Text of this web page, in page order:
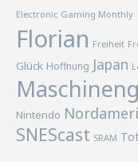
Electronic Gaming Monthly
Florian Freiheit
Glück Hoffnung Japan
Nintendo
SNEScast SRAM